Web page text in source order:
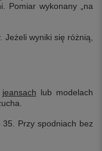
Pomiar wykonany „na
wyniki się różnią,
jeansach lub modelach
Przy spodniach bez